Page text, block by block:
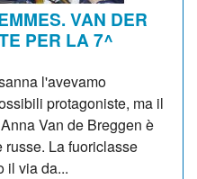
VAN DER
PER LA 7^
l'avevamo
protagoniste, ma il
Van de Breggen è
russe. La fuoriclasse
il via da...